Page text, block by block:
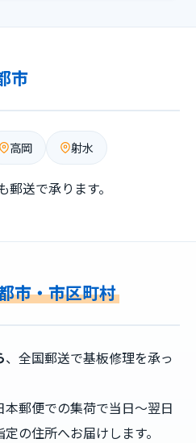
市
高岡 射水
送で承ります。
市・市区町村
、全国郵送で基板修理を承っ
郵便での集荷で当日〜翌日
の住所へお届けします。